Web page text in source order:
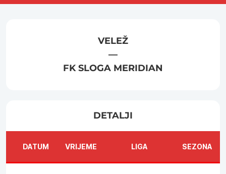
VELEŽ
—
FK SLOGA MERIDIAN
DETALJI
DATUM VRIJEME LIGA SEZONA